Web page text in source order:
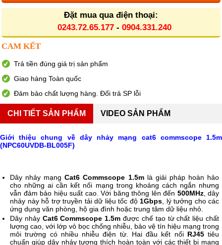
Đặt mua qua điện thoại:
0243.72.65.177- 0904.331.240
CAM KẾT
Trả tiền đúng giá trị sản phẩm
Giao hàng Toàn quốc
Đảm bảo chất lượng hàng. Đổi trả SP lỗi
CHI TIẾT SẢN PHẨM VIDEO SẢN PHẨM
Giới thiệu chung về dây nhảy mạng cat6 commscope 1.5m
(NPC60UVDB-BL005F)
Dây nhảy mạngCat6 Commscope 1.5mlà giải pháp hoàn hảo
cho những ai cần kết nối mạng trong khoảng cách ngắn nhưng
vẫn đảm bảo hiệu suất cao. Với băng thông lên đến 500MHz, dây
nhảy này hỗ trợ truyền tải dữ liệu tốc độ 1Gbps , lý tưởng cho các
ứng dụng văn phòng, hộ gia đình hoặc trung tâm dữ liệu nhỏ.
Dây nhảy Cat6 Commscope 1.5m được chế tạo từ chất liệu chất
lượng cao, với lớp vỏ bọc chống nhiễu, bảo vệ tín hiệu mạng trong
môi trường có nhiều nhiễu điện từ. Hai đầu kết nối RJ45tiêu
chuẩn giúp dây nhảy tương thích hoàn toàn với các thiết bị mạng